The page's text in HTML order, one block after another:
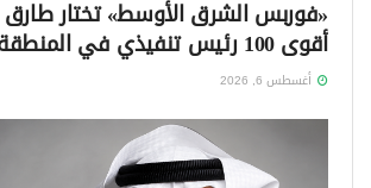
«فوربس الشرق الأوسط» تختار
أقوى 100 رئيس تنفيذي في المنطقة لعام 2026
أغسطس 6, 2026